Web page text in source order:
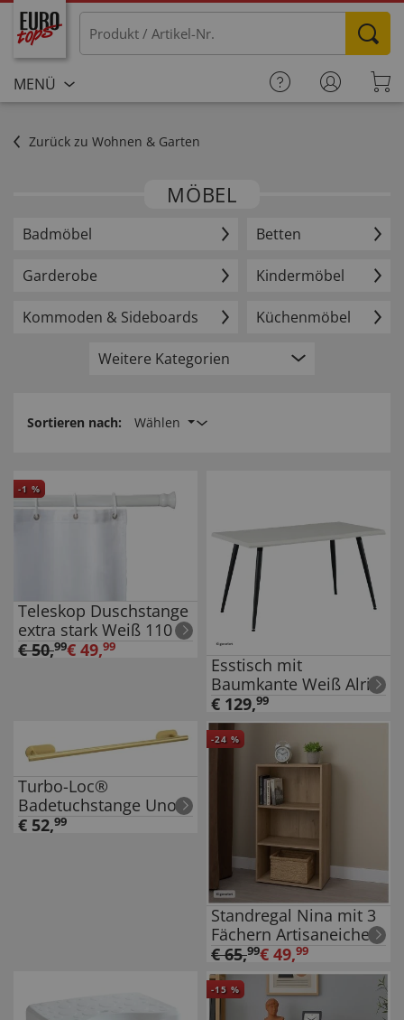
MENÜ
Zurück zu Wohnen & Garten
MÖBEL
Badmöbel Betten
Garderobe Kindermöbel
Kommoden & Sideboards Küchenmöbel
Weitere Kategorien
Sortieren nach: Wählen
-1 %
Teleskop Duschstange
extra stark Weiß 110 -
245 cm, extra stabil
€50,99€ 49,99
Esstisch mit
Baumkante Weiß Alrik
€ 129,99
Turbo-Loc®
Badetuchstange Uno
Mod. Orea Gold, 60
€ 52,99
-24 %
Standregal Nina mit 3
Fächern Artisaneiche
€65,99€ 49,99
-15 %